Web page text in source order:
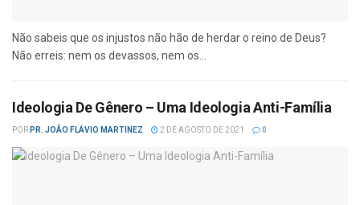
Não sabeis que os injustos não hão de herdar o reino de Deus?
Não erreis: nem os devassos, nem os...
Ideologia De Gênero – Uma Ideologia Anti-Família
POR PR. JOÃO FLÁVIO MARTINEZ 2 DE AGOSTO DE 2021 0